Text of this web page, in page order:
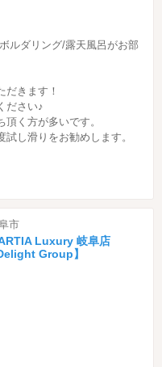
ダリング/露天風呂がお部
きます！
ださい♪
く方が多いです。
し滑りをお勧めします。
市
Luxury 岐阜店
Group】